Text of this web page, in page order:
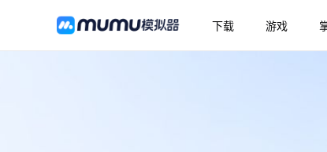
下载 游戏